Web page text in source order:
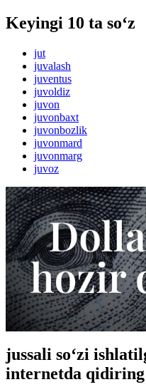
Keyingi 10 ta so‘z
jut
juvalash
juventus
juvoldiz
juvon
juvonbaxt
juvonbozlik
juvonmard
juvonmarg
juvoz
jussali so‘zi
internetda qidiring